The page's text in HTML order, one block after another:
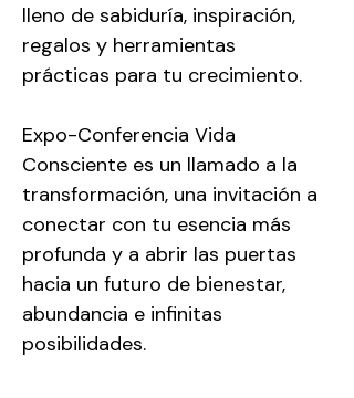
lleno de sabiduría, inspiración,
regalos y herramientas
prácticas para tu crecimiento.
Expo-Conferencia Vida
Consciente es un llamado a la
transformación, una invitación a
conectar con tu esencia más
profunda y a abrir las puertas
hacia un futuro de bienestar,
abundancia e infinitas
posibilidades.